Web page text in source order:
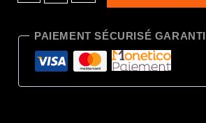
PAIEMENT SÉCURISÉ GARANTI